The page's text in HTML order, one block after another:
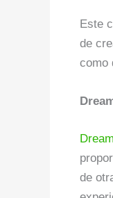
Este
de
como
de